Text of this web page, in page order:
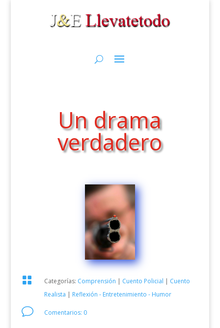
Un drama
verdadero
 Categorías: Comprensión | Cuento Policial | Cuento
Realista | Reflexión - Entretenimiento - Humor
v Comentarios: 0